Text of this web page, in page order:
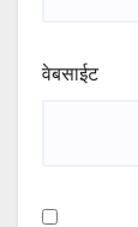
वेबसाईट